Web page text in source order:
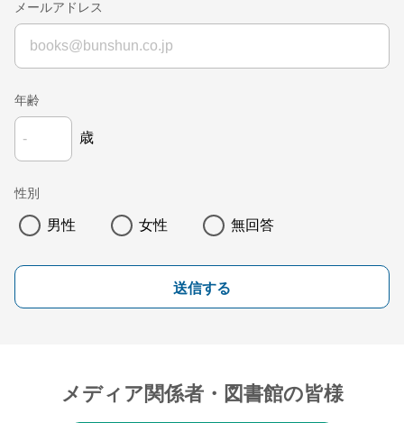
メールアドレス
年齢
歳
性別
男性 女性 無回答
送信する
メディア関係者・図書館の皆様